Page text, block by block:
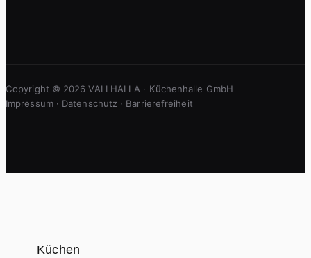
Copyright © 2026 VALLHALLA · Küchenhalle GmbH
Impressum· Datenschutz · Barrierefreiheit
Küchen